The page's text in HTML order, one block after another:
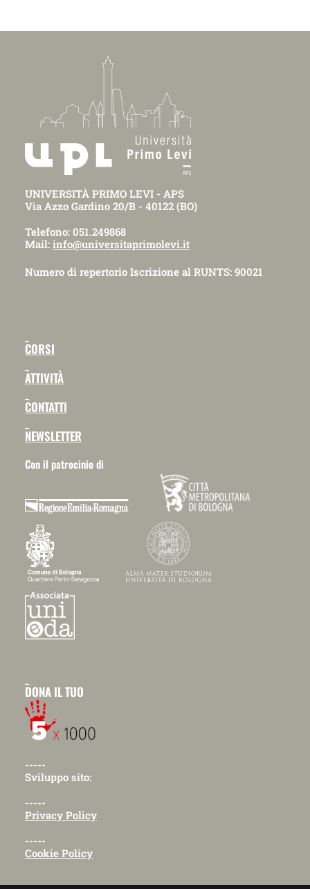
UNIVERSITÀ PRIMO LEVI - APS
Via Azzo Gardino 20/B - 40122 (BO)
Telefono: 051.249868
Mail: info@universitaprimolevi.it
Numero di repertorio Iscrizione al RUNTS: 90021
CORSI
ATTIVITÀ
CONTATTI
NEWSLETTER
Con il patrocinio di
DONA IL TUO
-----
Sviluppo sito:
-----
Privacy Policy
-----
Cookie Policy